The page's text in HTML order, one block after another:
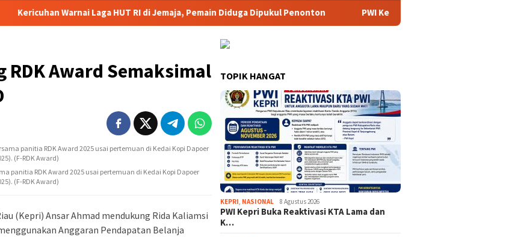
Warnai Laga HUT RI di Jemaja, Pemain Diduga Dipukul Penonton PWI Kepri Buka Reaktivasi KTA Lama dan
RDK Award Semaksimal
panitia RDK Award 2025 usai pertemuan di Kedai Kopi Dapoer
(F-RDK Award)
(Kepri) Ansar Ahmad mendukung Rida Kaliamsi
Anggaran Pendapatan Belanja
TOPIK HANGAT
KEPRI NASIONAL 8 Agustus 2026
PWI Kepri Buka Reaktivasi KTA Lama dan
K…